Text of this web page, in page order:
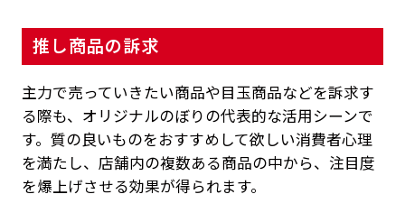
推し商品の訴求
主力で売っていきたい商品や目玉商品などを訴求す
る際も、オリジナルのぼりの代表的な活用シーンで
す。質の良いものをおすすめして欲しい消費者心理
を満たし、店舗内の複数ある商品の中から、注目度
を爆上げさせる効果が得られます。